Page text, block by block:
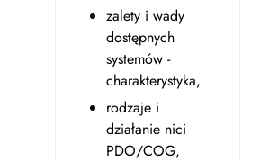
zalety i wady
dostępnych
systemów -
charakterystyka,
rodzaje i
działanie nici
PDO/COG,